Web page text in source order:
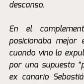
descanso.
En el
posicionaba mejor
cuando vino la
por una supuesta
ex canario